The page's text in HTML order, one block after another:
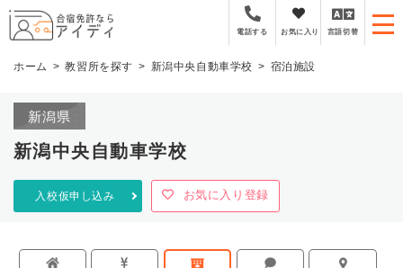
全国厳選の合宿免許プ
電話する お気に入り 言語切替
ホーム 教習所を探す 新潟中央自動車学校 宿泊施設
新潟県
新潟中央自動車学校
入校仮申し込み お気に入り登録